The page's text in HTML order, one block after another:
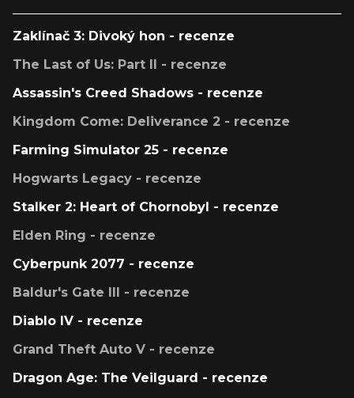
Zaklínač 3: Divoký hon - recenze
The Last of Us: Part II - recenze
Assassin's Creed Shadows - recenze
Kingdom Come: Deliverance 2 - recenze
Farming Simulator 25 - recenze
Hogwarts Legacy - recenze
Stalker 2: Heart of Chornobyl - recenze
Elden Ring - recenze
Cyberpunk 2077 - recenze
Baldur's Gate III - recenze
Diablo IV - recenze
Grand Theft Auto V - recenze
Dragon Age: The Veilguard - recenze